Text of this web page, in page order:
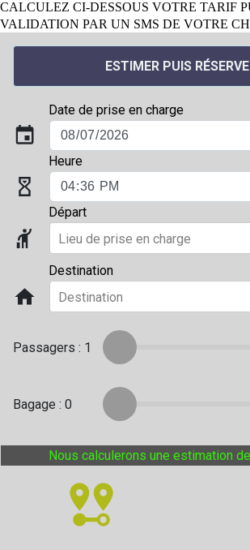
CALCULEZ CI-DESSOUS VOTRE TARIF
VALIDATION PAR UN SMS DE VOTRE